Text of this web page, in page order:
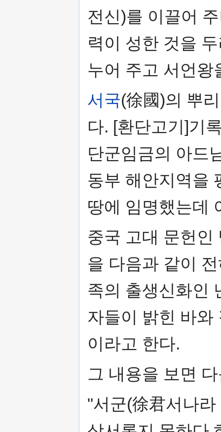
전신)를 이끌어
력이 성한 것을
누어 주고 서언왕
서국(徐國)의 뿌
다. [환단고기]기
단군임금의 아드
동부 해안지역을
땅에 임명했는데
중국 고대 문헌
을 다음과 같이
족의 출생신화인
자들이 밝힌 바와
이라고 한다.
그 내용을 보면
"서군(徐君서나